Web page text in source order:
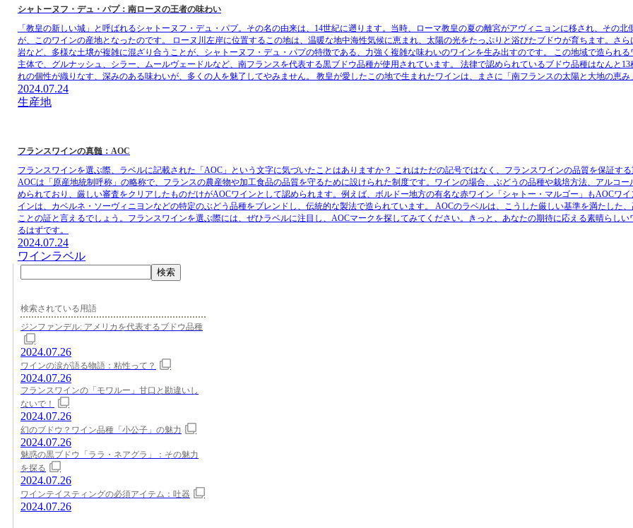
シャトーヌフ・デュ・パプ：南ローヌの王者の味わい
「教皇の新しい城」と呼ばれるシャトーヌフ・デュ・パプ。その名の由来は、14世紀に遡ります。当時、ローマ教皇の夏の離宮がアヴィニョンに移され、その北
が、このワインの産地となったのです。 ローヌ川左岸に位置するこの地は、温暖な地中海性気候に恵まれ、太陽の光をたっぷりと浴びたブドウが育ちます。さ
岩など、多様な土壌が複雑に混ざり合うことが、シャトーヌフ・デュ・パプの特徴である、力強く複雑な味わいのワインを生み出すのです。 この地域で造られ
主体で、グルナッシュ、シラー、ムールヴェードルなど、南フランスを代表する黒ブドウ品種が使用されています。 法律で認められているブドウ品種はなんと
れの個性が織りなす、深みのある味わいが、多くの人を魅了してやみません。 教皇が愛したこの地で生まれたワインは、まさに「南フランスの太陽と大地の恵み
2024.07.24
生産地
フランスワインの真髄：AOC
フランスワインを選ぶ際、ラベルに記載された「AOC」という文字に気づいたことはありますか？ これはただの記号ではなく、フランスワインの品質を保証する
AOCは「原産地統制呼称」の略称で、フランスの農産物や加工食品の品質を守るために設けられた制度です。ワインの場合、ぶどうの品種や栽培方法、アルコー
められており、厳しい審査をクリアしたものだけがAOCワインとして認められます。例えば、ボルドー地方の有名な赤ワイン「シャトー・マルゴー」もAOCワ
インは、カベルネ・ソーヴィニヨンなどの特定のぶどう品種をブレンドし、伝統的な製法で造られています。 AOCのラベルは、こうした厳しい基準を満たした
ことの証と言えるでしょう。フランスワインを選ぶ際には、ぜひラベルに注目し、AOCマークを探してみてください。きっと、あなたの期待に応える素晴らしい
るはずです。
2024.07.24
ワインラベル
検索
検索されている用語
ジンファンデル: アメリカを代表するブドウ品種
2024.07.26
ワインの涙が語る物語：粘性って？
2024.07.26
フランスワインの「モワルー」甘口と勘違いし
ないで！
2024.07.26
幻のブドウ？ワイン品種「小公子」の魅力
2024.07.26
魅惑の黒ブドウ「ララ・ネアグラ」：その魅力
を探る
2024.07.26
ワインテイスティングの必須アイテム：吐器
2024.07.26